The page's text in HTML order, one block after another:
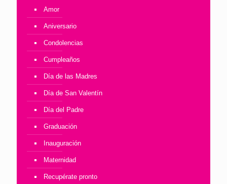
Amor
Aniversario
Condolencias
Cumpleaños
Día de las Madres
Día de San Valentín
Día del Padre
Graduación
Inauguración
Maternidad
Recupérate pronto